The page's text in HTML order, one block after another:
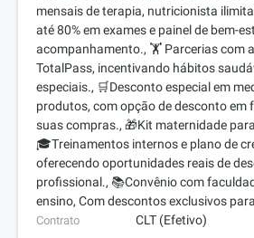
mensais de terapia, nutricionista
até 80% em exames e painel de bem-
acompanhamento., 🏋️ Parcerias com
TotalPass, incentivando hábitos
especiais., 🛒Desconto especial em
produtos, com opção de desconto em
suas compras., 🎁Kit maternidade
🎓Treinamentos internos e plano de
oferecendo oportunidades reais de
profissional., 📚Convênio com
ensino, Com descontos exclusivos
Contrato CLT (Efetivo)